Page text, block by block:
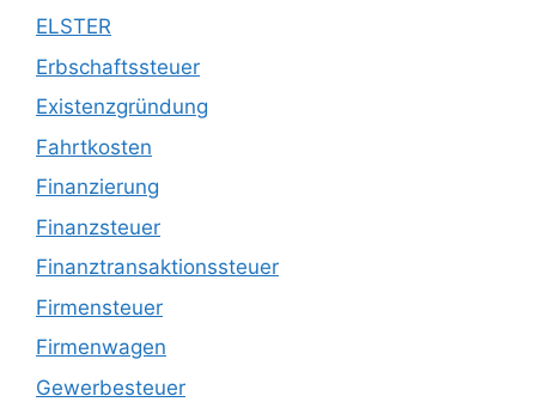
ELSTER
Erbschaftssteuer
Existenzgründung
Fahrtkosten
Finanzierung
Finanzsteuer
Finanztransaktionssteuer
Firmensteuer
Firmenwagen
Gewerbesteuer